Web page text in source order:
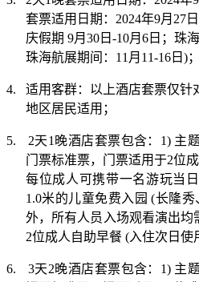
套票适用日期： 2024年9月 27 日
庆假期 9月 30 日 -10月 6 日；珠
珠海航展期间： 11 月 11-16 日 )；
4.
适用客群：以上酒店套票仅针
地区居民适用；
5. 2天1 晚酒店套票包含： 1) 主
门票标准票，门票适用于2位
每位成人可携带一名游玩当
1.0米的儿童免费入园 (长隆秀
外，所有人员入场观看演出均
2位成人自助早餐 (入住次日使
6. 3天2晚酒店套票包含： 1) 主